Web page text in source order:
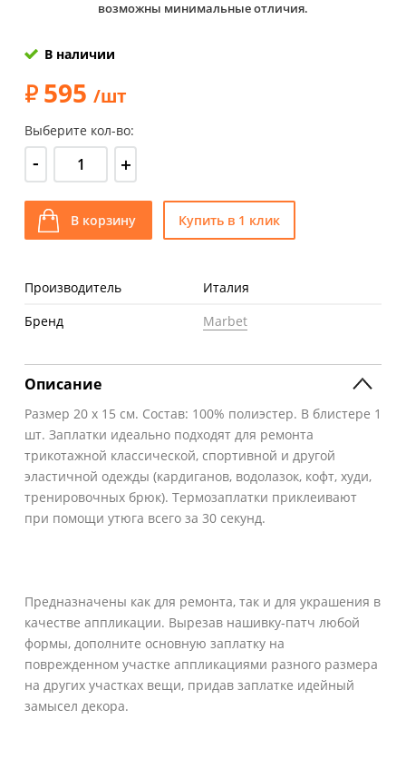
возможны минимальные отличия.
В наличии
595 /шт
Выберите кол-во:
- +
В корзину Купить в 1 клик
Производитель
Италия
Бренд
Marbet
Описание
Размер 20 х 15 см. Состав: 100% полиэстер. В блистере 1
шт. Заплатки идеально подходят для ремонта
трикотажной классической, спортивной и другой
эластичной одежды (кардиганов, водолазок, кофт, худи,
тренировочных брюк). Термозаплатки приклеивают
при помощи утюга всего за 30 секунд.
Предназначены как для ремонта, так и для украшения в
качестве аппликации. Вырезав нашивку-патч любой
формы, дополните основную заплатку на
поврежденном участке аппликациями разного размера
на других участках вещи, придав заплатке идейный
замысел декора.